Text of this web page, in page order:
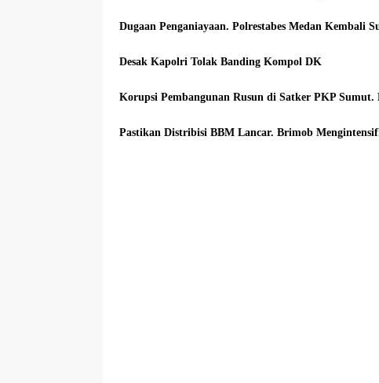
Dugaan Penganiayaan. Polrestabes Medan Kembali
Desak Kapolri Tolak Banding Kompol DK
Korupsi Pembangunan Rusun di Satker PKP
Pastikan Distribisi BBM Lancar. Brimob